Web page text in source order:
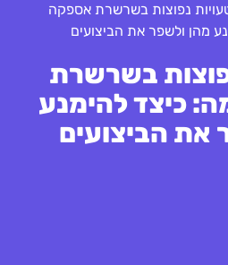
טעויות נפוצות בשרשרת אספקה
מהן ולשפר את הביצועים
נפוצות בשרשרת
כיצד להימנע
את הביצועים